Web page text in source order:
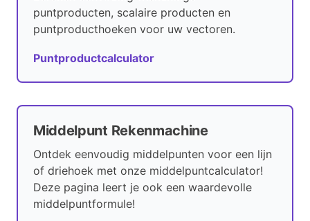
puntproducten, scalaire producten en
puntproducthoeken voor uw vectoren.
Puntproductcalculator
Middelpunt Rekenmachine
Ontdek eenvoudig middelpunten voor een lijn
of driehoek met onze middelpuntcalculator!
Deze pagina leert je ook een waardevolle
middelpuntformule!